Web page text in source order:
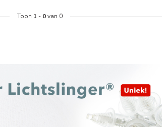
Toon 1 - 0van 0